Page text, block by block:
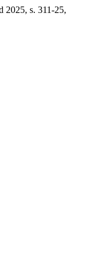
2025, s. 311-25,